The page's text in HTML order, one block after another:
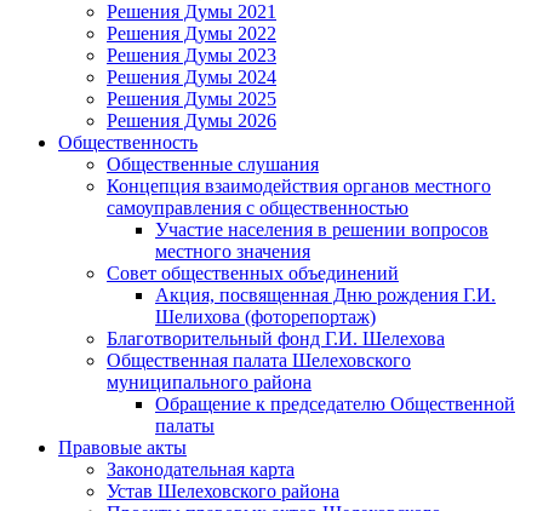
Решения Думы 2021
Решения Думы 2022
Решения Думы 2023
Решения Думы 2024
Решения Думы 2025
Решения Думы 2026
Общественность
Общественные слушания
Концепция взаимодействия органов местного
самоуправления с общественностью
Участие населения в решении вопросов
местного значения
Совет общественных объединений
Акция, посвященная Дню рождения Г.И.
Шелихова (фоторепортаж)
Благотворительный фонд Г.И. Шелехова
Общественная палата Шелеховского
муниципального района
Обращение к председателю Общественной
палаты
Правовые акты
Законодательная карта
Устав Шелеховского района